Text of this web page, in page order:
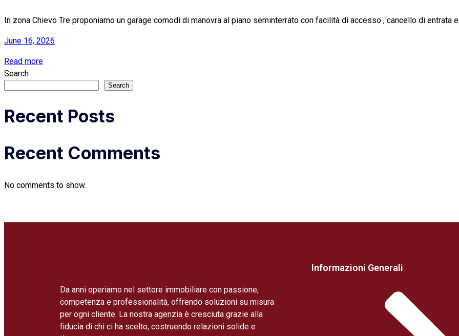
In zona Chievo Tre proponiamo un garage comodi di manovra al piano seminterrato con facilità di accesso , cancello di entrata
June 16, 2026
Read more
Search
Search
Recent Posts
Recent Comments
No comments to show.
Da anni operiamo nel settore immobiliare con passione,
competenza e professionalità, offrendo soluzioni su misura
per ogni cliente. La nostra agenzia è cresciuta grazie alla
fiducia di chi ci ha scelto, costruendo relazioni solide e
Informazioni Generali